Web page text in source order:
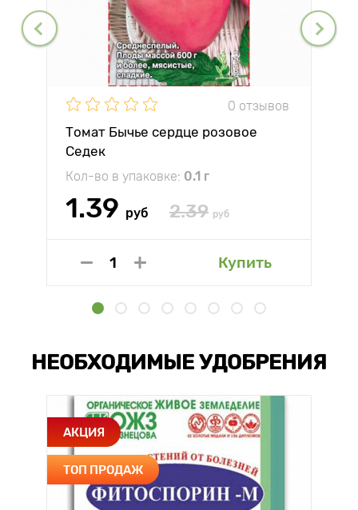
0 отзывов
Томат Бычье сердце розовое
Седек
Кол-во в упаковке: 0.1 г
1.39 руб 2.39 руб
Купить
НЕОБХОДИМЫЕ УДОБРЕНИЯ
АКЦИЯ
ТОП ПРОДАЖ